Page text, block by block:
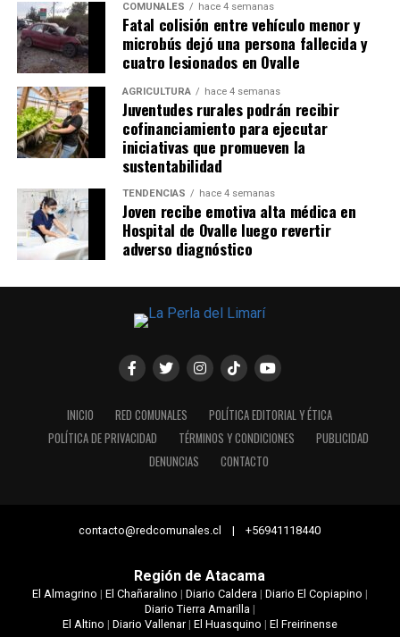
COMUNALES hace 4 semanas
Fatal colisión entre vehículo menor y
microbús dejó una persona fallecida y
cuatro lesionados en Ovalle
AGRICULTURA hace 4 semanas
Juventudes rurales podrán recibir
cofinanciamiento para ejecutar
iniciativas que promueven la
sustentabilidad
TENDENCIAS hace 4 semanas
Joven recibe emotiva alta médica en
Hospital de Ovalle luego revertir
adverso diagnóstico
INICIO RED COMUNALES
POLÍTICA EDITORIAL Y ÉTICA
POLÍTICA DE PRIVACIDAD
TÉRMINOS Y CONDICIONES
PUBLICIDAD
DENUNCIAS
CONTACTO
contacto@redcomunales.cl | +56941118440
Región de Atacama
El Almagrino | El Chañaralino | Diario Caldera| Diario El Copiapino |
Diario Tierra Amarilla|
El Altino | Diario Vallenar| El Huasquino | El Freirinense